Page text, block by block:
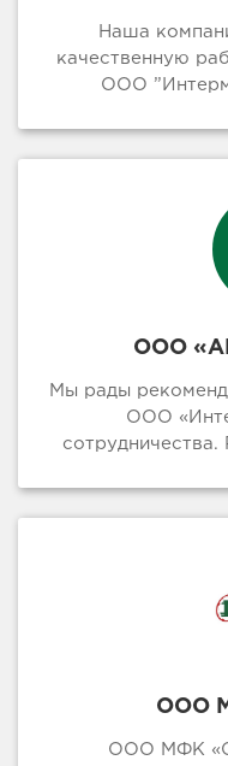
Наша
качественную
ООО
ООО
Мы рады
ООО
сотрудничества.
ООО
ООО МФК